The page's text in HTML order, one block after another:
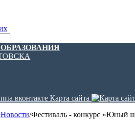
Карта сайта
Новости/Фестиваль - конкурс «Юный